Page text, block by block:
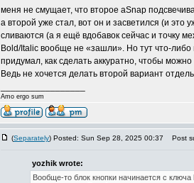
меня не смущает, что второе aSnap
а второй уже стал, вот он и засветился (и
сливаются (а я ещё вдобавок сейчас и точку
Bold/Italic вообще не «зашли». Но тут что-
придумал, как сделать аккуратно, чтобы
Ведь не хочется делать второй вариант
Amo ergo sum
(Separately) Posted: Sun Sep 28, 2025 00:37 Post
yozhik wrote:
Вообще-то блок кнопки начинается с